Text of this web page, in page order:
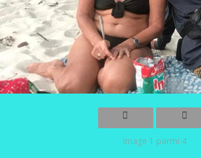
Image 1 parmi 4